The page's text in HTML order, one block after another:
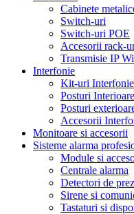
Cabinete
Switch-uri
Switch-uri POE
Accesorii rack-
Transmisie IP
Interfonie
Kit-uri Interfonie
Posturi Interioare
Posturi
Accesorii
Monitoare si accesorii
Sisteme alarma
Module si
Centrale alarma
Detectori de
Sirene si
Tastaturi si